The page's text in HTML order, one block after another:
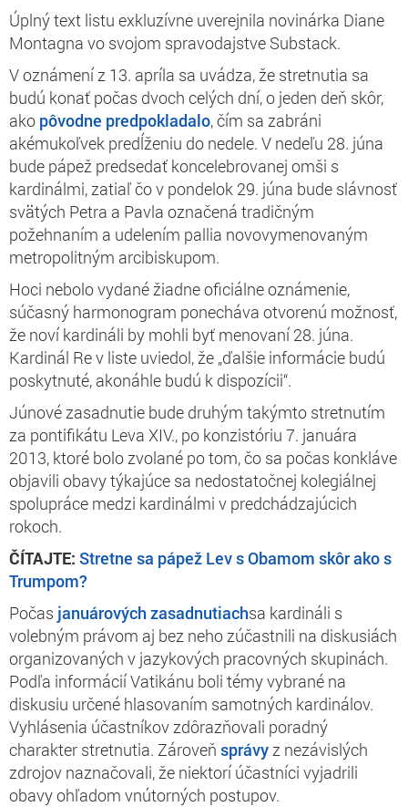
Úplný text listu exkluzívne uverejnila novinárka Diane
Montagna vo svojom spravodajstve Substack.
V oznámení z 13. apríla sa uvádza, že stretnutia sa
budú konať počas dvoch celých dní, o jeden deň skôr,
ako pôvodne predpokladalo, čím sa zabráni
akémukoľvek predĺženiu do nedele. V nedeľu 28. júna
bude pápež predsedať koncelebrovanej omši s
kardinálmi, zatiaľ čo v pondelok 29. júna bude slávnosť
svätých Petra a Pavla označená tradičným
požehnaním a udelením pallia novovymenovaným
metropolitným arcibiskupom.
Hoci nebolo vydané žiadne oficiálne oznámenie,
súčasný harmonogram ponecháva otvorenú možnosť,
že noví kardináli by mohli byť menovaní 28. júna.
Kardinál Re v liste uviedol, že „ďalšie informácie budú
poskytnuté, akonáhle budú k dispozícii“.
Júnové zasadnutie bude druhým takýmto stretnutím
za pontifikátu Leva XIV., po konzistóriu 7. januára
2013, ktoré bolo zvolané po tom, čo sa počas konkláve
objavili obavy týkajúce sa nedostatočnej kolegiálnej
spolupráce medzi kardinálmi v predchádzajúcich
rokoch.
ČÍTAJTE: Stretne sa pápež Lev s Obamom skôr ako s
Trumpom?
Počas januárových zasadnutiachsa kardináli s
volebným právom aj bez neho zúčastnili na diskusiách
organizovaných v jazykových pracovných skupinách.
Podľa informácií Vatikánu boli témy vybrané na
diskusiu určené hlasovaním samotných kardinálov.
Vyhlásenia účastníkov zdôrazňovali poradný
charakter stretnutia. Zároveň správyz nezávislých
zdrojov naznačovali, že niektorí účastníci vyjadrili
obavy ohľadom vnútorných postupov.